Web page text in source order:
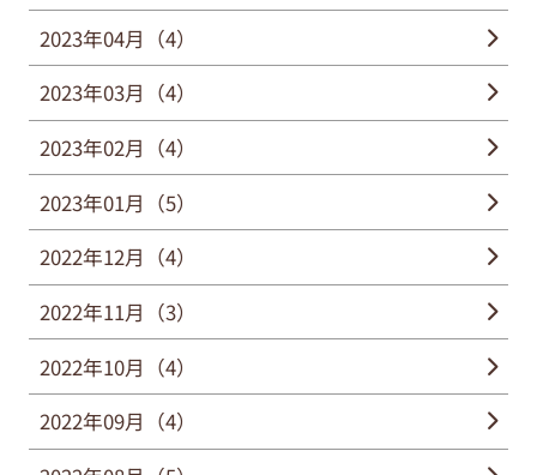
2023年04月（4）
2023年03月（4）
2023年02月（4）
2023年01月（5）
2022年12月（4）
2022年11月（3）
2022年10月（4）
2022年09月（4）